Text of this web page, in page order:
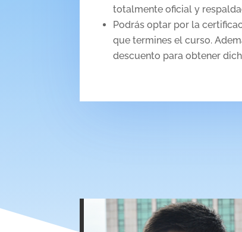
totalmente oficial y
Podrás optar por la
que termines el curso.
descuento para obtener